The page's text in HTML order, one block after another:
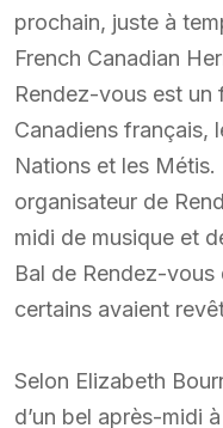
prochain, juste à
French Canadian
Rendez-vous est un
Canadiens français,
Nations et les
organisateur de
midi de musique et
Bal de Rendez-
certains avaient
Selon Elizabeth
d’un bel après-midi